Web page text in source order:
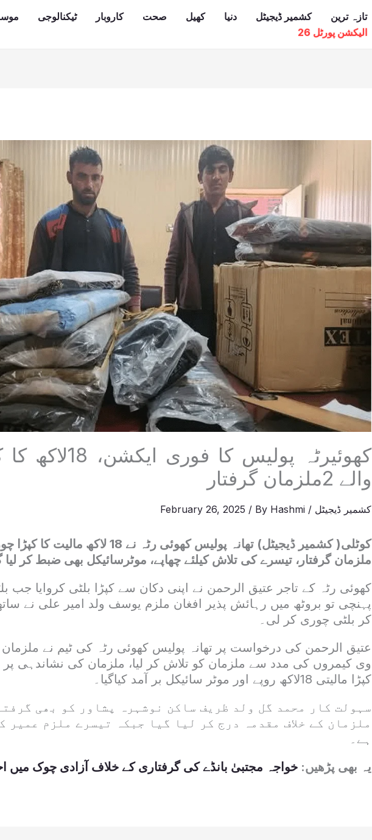
تازہ ترین کشمیر ڈیجیٹل دنیا کھیل صحت کاروبار ٹیکنالوجی
الیکشن پورٹل 26
کھوئیرٹہ پولیس کا
والے 2ملزمان گرفتار
کشمیر ڈیجیٹل /
February 26, 2025 / By Hashmi
ملزمان گرفتار، تیسرے کی تلاش کیلئے چھاپے، موٹرسائیکل بھی ضبط کر لیا
کھوئی رٹہ کے تاجر عتیق الرحمن نے اپنی دکان سے کپڑا بلٹی کروایا جب
پہنچی تو بروٹھ میں رہائش پذیر افغان ملزم یوسف ولد امیر علی نے
کر بلٹی چوری کر لی۔
عتیق الرحمن کی درخواست پر تھانہ پولیس کھوئی رٹہ کی ٹیم نے
وی کیمروں کی مدد سے ملزمان کو تلاش کر لیا، ملزمان کی نشاندہی
کپڑا مالیتی 18لاکھ روپے اور موٹر سائیکل بر آمد کیاگیا۔
سہولت کار محمد گل ولد ظریف ساکن نوشہرہ پشاور کو بھی
ملزمان کے خلاف مقدمہ درج کر لیا گیا جبکہ تیسرے ملزم عمیر
ہے۔
یہ بھی پڑھیں: خواجہ مجتبیٰ بانڈے کی گرفتاری کے خلاف آزادی چوک میں